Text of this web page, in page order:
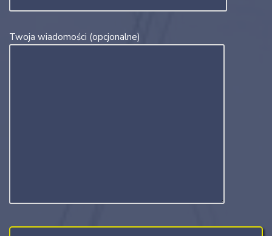
Twoja wiadomości (opcjonalne)